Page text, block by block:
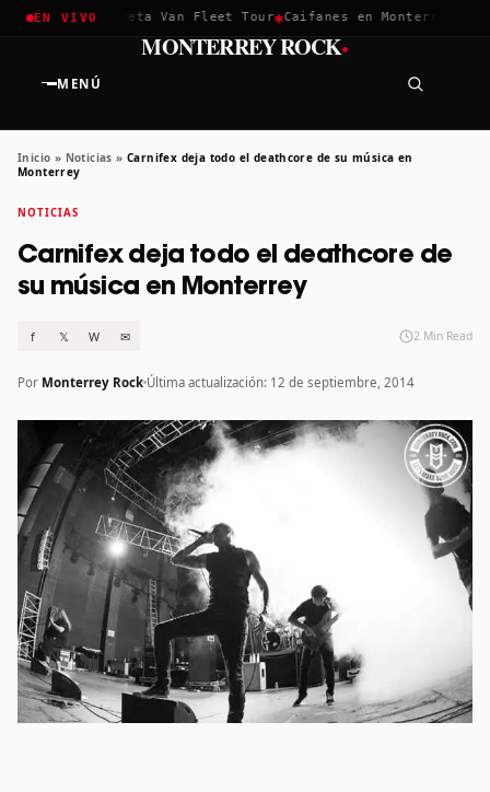
EN VIVO
2026✱Greta Van Fleet Tour✱ Caifanes en Monterrey · 12
MENÚ
MONTERREY ROCK·
Inicio » Noticias » Carnifex deja todo el deathcore de su música en
Monterrey
NOTICIAS
Carnifex deja todo el deathcore de
su música en Monterrey
f 𝕏 W ✉ 2 Min Read
Por Monterrey Rock Última actualización: 12 de septiembre, 2014